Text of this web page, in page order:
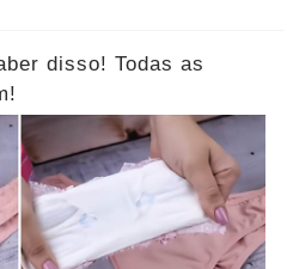
disso! Todas as